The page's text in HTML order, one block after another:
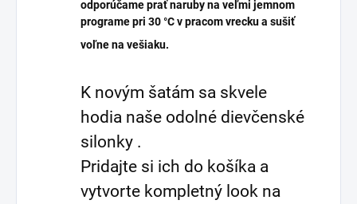
odporúčame prať naruby na veľmi jemnom
programe pri 30 °C v pracom vrecku a sušiť
voľne na vešiaku.
K novým šatám sa skvele
hodia naše odolné dievčenské
silonky .
Pridajte si ich do košíka a
vytvorte kompletný look na